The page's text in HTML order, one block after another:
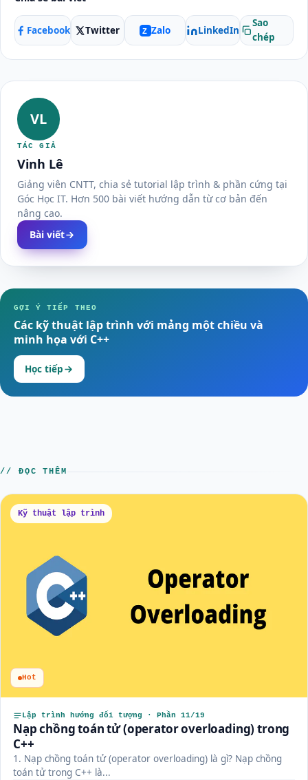
Facebook Twitter Z Zalo LinkedIn
Sao
chép
VL
TÁC GIẢ
Vinh Lê
Giảng viên CNTT, chia sẻ tutorial lập trình & phần cứng tại
Góc Học IT. Hơn 500 bài viết hướng dẫn từ cơ bản đến
nâng cao.
Bài viết
GỢI Ý TIẾP THEO
Các kỹ thuật lập trình với mảng một chiều và
minh họa với C++
Học tiếp
// ĐỌC THÊM
Kỹ thuật lập trình
Hot
Lập trình hướng đối tượng · Phần 11/19
Nạp chồng toán tử (operator overloading) trong
C++
1. Nạp chồng toán tử (operator overloading) là gì? Nạp chồng
toán tử trong C++ là...